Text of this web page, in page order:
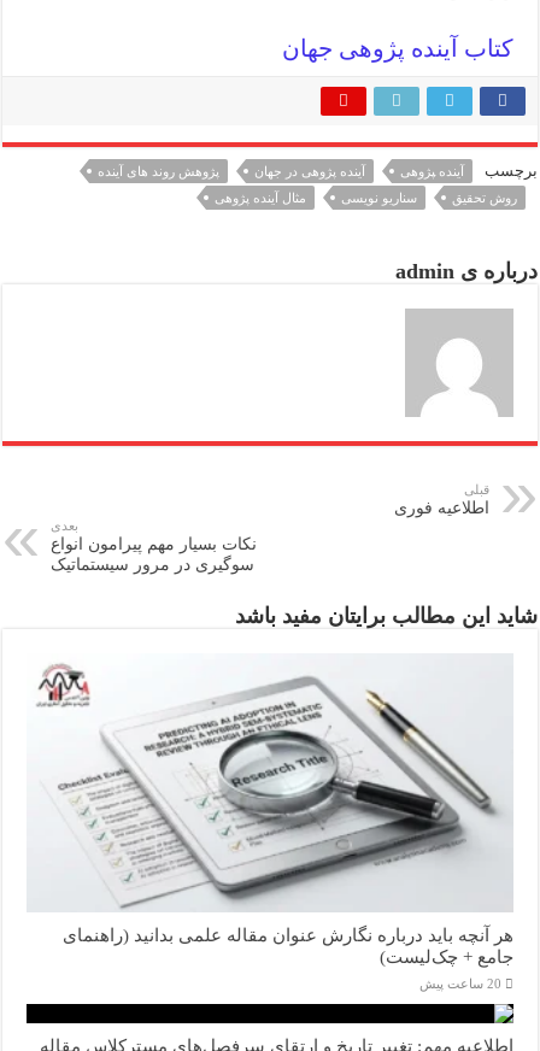
کتاب آینده پژوهی جهان
برچسب آینده ‍پژوهی آینده پژوهی در جهان
پژوهش روند های آینده
روش تحقیق
سناریو نویسی مثال آینده پژوهی
درباره ی admin
قبلی
اطلاعیه فوری
بعدی
نکات بسیار مهم پیرامون انواع
سوگیری در مرور سیستماتیک
شاید این مطالب برایتان مفید باشد
هر آنچه باید درباره نگارش عنوان مقاله علمی بدانید (راهنمای
جامع + چک‌لیست)
20 ساعت پیش
اطلاعیه مهم: تغییر تاریخ و ارتقای سرفصل‌های مسترکلاس مقاله